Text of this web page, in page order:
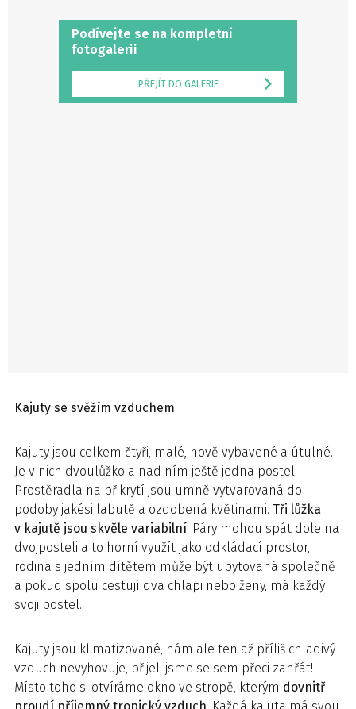
Podívejte se na kompletní
fotogalerii
PŘEJÍT DO GALERIE
Kajuty se svěžím vzduchem
Kajuty jsou celkem čtyři, malé, nově vybavené a útulné.
Je v nich dvoulůžko a nad ním ještě jedna postel.
Prostěradla na přikrytí jsou umně vytvarovaná do
podoby jakési labutě a ozdobená květinami. Tři lůžka
v kajutě jsou skvěle variabilní. Páry mohou spát dole na
dvojposteli a to horní využít jako odkládací prostor,
rodina s jedním dítětem může být ubytovaná společně
a pokud spolu cestují dva chlapi nebo ženy, má každý
svoji postel.
Kajuty jsou klimatizované, nám ale ten až příliš chladivý
vzduch nevyhovuje, přijeli jsme se sem přeci zahřát!
Místo toho si otvíráme okno ve stropě, kterým dovnitř